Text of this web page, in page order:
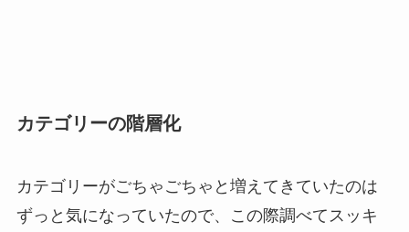
カテゴリーの階層化
カテゴリーがごちゃごちゃと増えてきていたのは
ずっと気になっていたので、この際調べてスッキ